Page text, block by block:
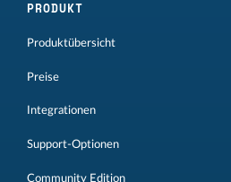
PRODUKT
Produktübersicht
Preise
Integrationen
Support-Optionen
Community Edition